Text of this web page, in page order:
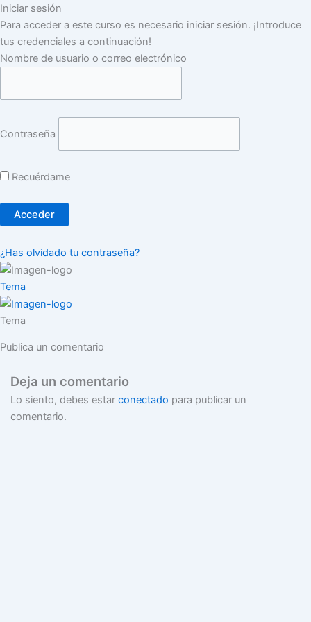
Iniciar sesión
Para acceder a este curso es necesario iniciar sesión. ¡Introduce
tus credenciales a continuación!
Nombre de usuario o correo electrónico
Contraseña
Recuérdame
¿Has olvidado tu contraseña?
Tema
Tema
Publica un comentario
Deja un comentario
Lo siento, debes estar conectado para publicar un
comentario.